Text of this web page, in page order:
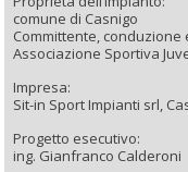
comune di Casnigo
Committente, conduzione
Associazione Sportiva
Impresa:
Sit-in Sport Impianti srl,
Progetto esecutivo:
ing. Gianfranco Calderoni